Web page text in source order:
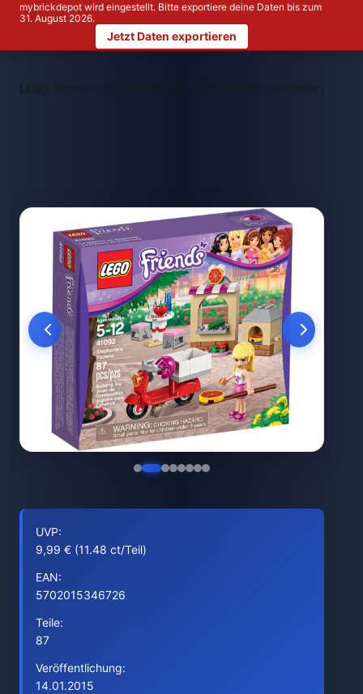
mybrickdepot wird eingestellt. Bitte exportiere deine Daten bis zum
31. August 2026.
Jetzt Daten exportieren
LEGO Themen > LEGO 41092 Stephanie's
UVP:
9,99 € (11.48 ct/Teil)
EAN:
5702015346726
Teile:
87
Veröffentlichung:
14.01.2015